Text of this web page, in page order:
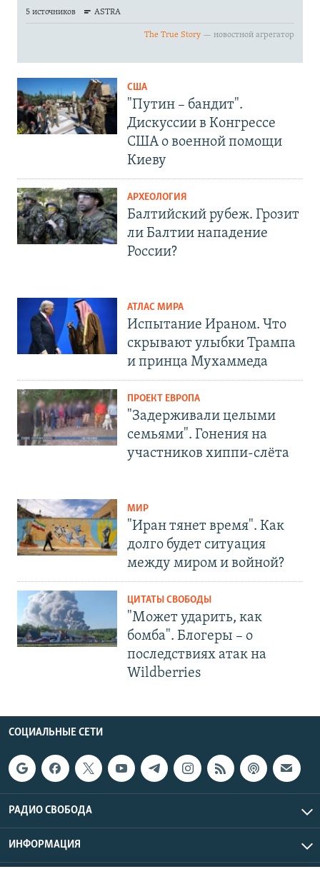
США
"Путин – бандит".
Дискуссии в Конгрессе
США о военной помощи
Киеву
АРХЕОЛОГИЯ
Балтийский рубеж. Грозит
ли Балтии нападение
России?
АТЛАС МИРА
Испытание Ираном. Что
скрывают улыбки Трампа
и принца Мухаммеда
ПРОЕКТ ЕВРОПА
"Задерживали целыми
семьями". Гонения на
участников хиппи-слёта
МИР
"Иран тянет время". Как
долго будет ситуация
между миром и войной?
ЦИТАТЫ СВОБОДЫ
"Может ударить, как
бомба". Блогеры – о
последствиях атак на
Wildberries
СОЦИАЛЬНЫЕ СЕТИ
РАДИО СВОБОДА
ИНФОРМАЦИЯ